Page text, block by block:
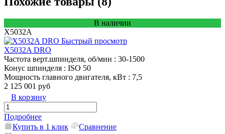
В наличии
X5032A
Быстрый просмотр
X5032A DRO
Частота верт.шпинделя, об/мин : 30-1500
Конус шпинделя : ISO 50
Мощность главного двигателя, кВт : 7,5
2 125 001 руб
В корзину
Подробнее
Купить в 1 клик
Сравнение